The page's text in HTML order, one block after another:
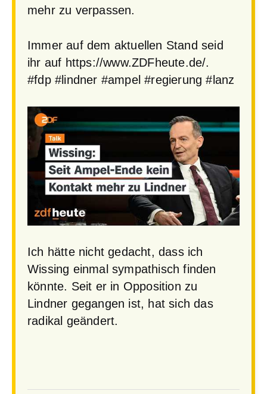
mehr zu verpassen.
Immer auf dem aktuellen Stand seid
ihr auf https://www.ZDFheute.de/.
#fdp #lindner #ampel #regierung #lanz
Ich hätte nicht gedacht, dass ich
Wissing einmal sympathisch finden
könnte. Seit er in Opposition zu
Lindner gegangen ist, hat sich das
radikal geändert.